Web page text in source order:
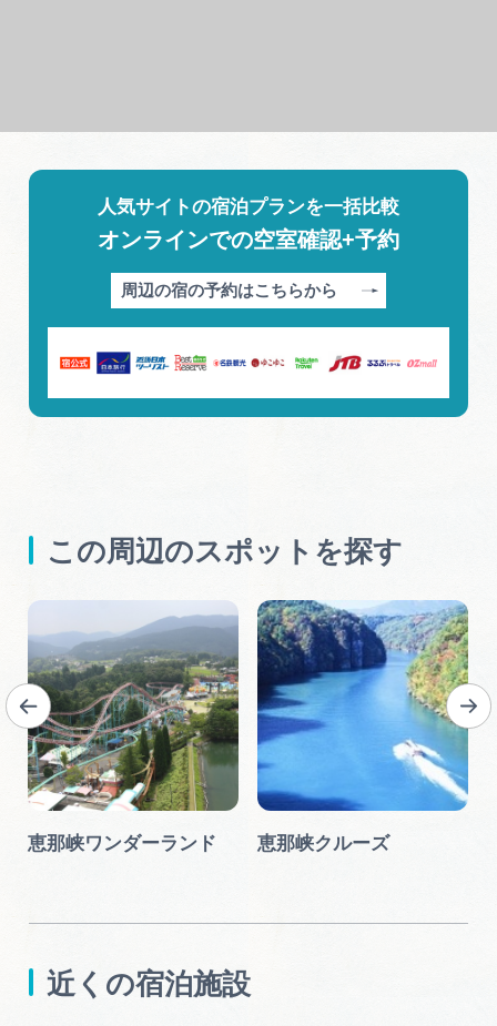
人気サイトの宿泊プランを一括比較
オンラインでの空室確認+予約
周辺の宿の予約はこちらから
この周辺のスポットを探す
恵那峡ワンダーランド 恵那峡クルーズ
近くの宿泊施設